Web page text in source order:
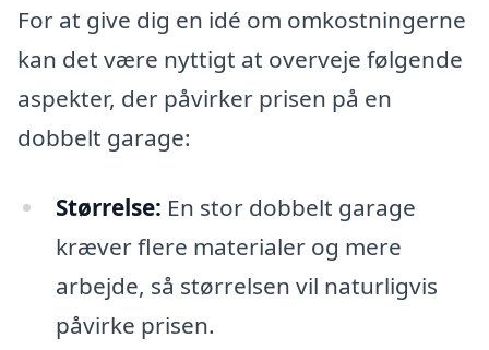
For at give dig en idé om omkostningerne
kan det være nyttigt at overveje følgende
aspekter, der påvirker prisen på en
dobbelt garage:
Størrelse: En stor dobbelt garage
kræver flere materialer og mere
arbejde, så størrelsen vil naturligvis
påvirke prisen.